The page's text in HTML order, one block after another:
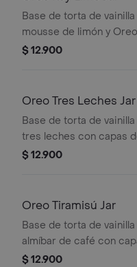
Base de torta de
mousse de limón y
$ 12.900
Oreo Tres Leches Jar
Base de torta de
tres leches con capas
triturada.
$ 12.900
Oreo Tiramisú Jar
Base de torta de
almíbar de café con
y Oreo triturada.
$ 12.900